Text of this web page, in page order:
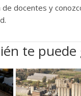
de docentes y
te